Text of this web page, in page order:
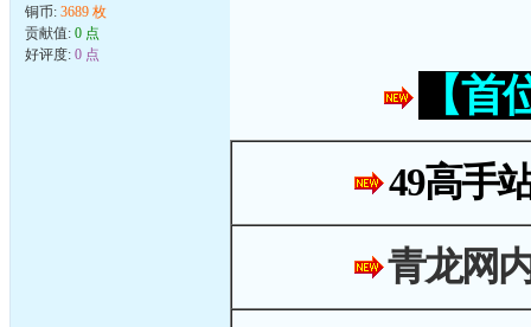
铜币: 3689 枚
贡献值: 0 点
好评度: 0 点
【
49高手
青龙网